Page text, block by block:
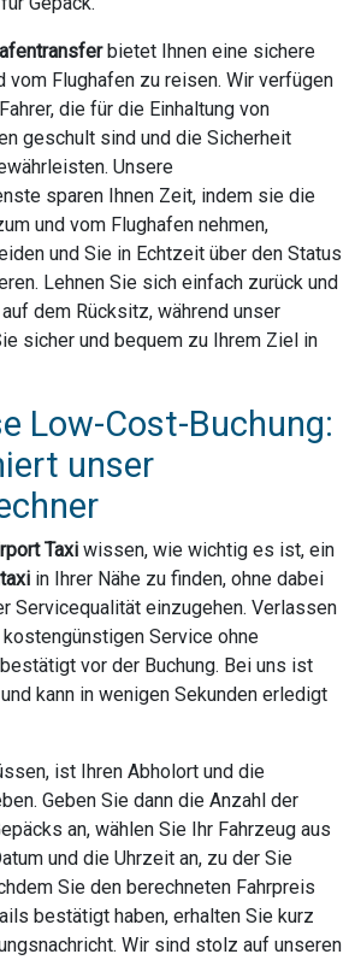
bietet Ihnen eine sichere
vom Flughafen zu reisen. Wir verfügen
die für die Einhaltung von
geschult sind und die Sicherheit
Unsere
sparen Ihnen Zeit, indem sie die
und vom Flughafen nehmen,
und Sie in Echtzeit über den Status
Lehnen Sie sich einfach zurück und
dem Rücksitz, während unser
sicher und bequem zu Ihrem Ziel in
Low-Cost-Buchung:
unser
Taxi wissen, wie wichtig es ist, ein
in Ihrer Nähe zu finden, ohne dabei
Servicequalität einzugehen. Verlassen
Service ohne
vor der Buchung. Bei uns ist
kann in wenigen Sekunden erledigt
ist Ihren Abholort und die
Geben Sie dann die Anzahl der
an, wählen Sie Ihr Fahrzeug aus
und die Uhrzeit an, zu der Sie
Sie den berechneten Fahrpreis
bestätigt haben, erhalten Sie kurz
Wir sind stolz auf unseren